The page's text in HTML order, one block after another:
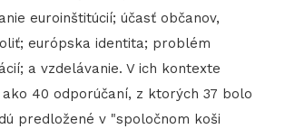
euroinštitúcií; účasť občanov,
európska identita; problém
a vzdelávanie. V ich kontexte
40 odporúčaní, z ktorých 37 bolo
predložené v "spoločnom koši